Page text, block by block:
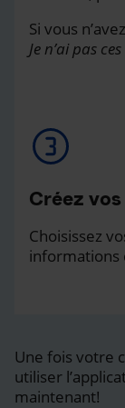
Si vous
Je n’ai pas
Créez
Choisissez
informations
Une fois votre
utiliser
maintenant!